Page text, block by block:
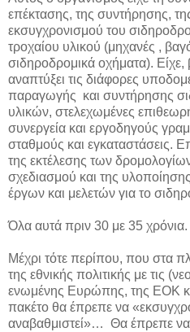
επέκτασης, της συντήρησης,
εκσυγχρονισμού του
τροχαίου υλικού (μηχανές ,
σιδηροδρομικά οχήματα). Είχε,
αναπτύξει τις διάφορες
παραγωγής και συντήρησης
υλικών, στελεχωμένες
συνεργεία και εργοδηγούς
σταθμούς και εγκαταστάσεις.
της εκτέλεσης των
σχεδιασμού και της
έργων και μελετών για το
Όλα αυτά πριν 30 με 35 χρόνια.
Μέχρι τότε περίπου, που στα
της εθνικής πολιτικής με τις
ενωμένης Ευρώπης, της ΕΟΚ
πακέτο θα έπρεπε να
αναβαθμιστεί»… Θα έπρεπε να